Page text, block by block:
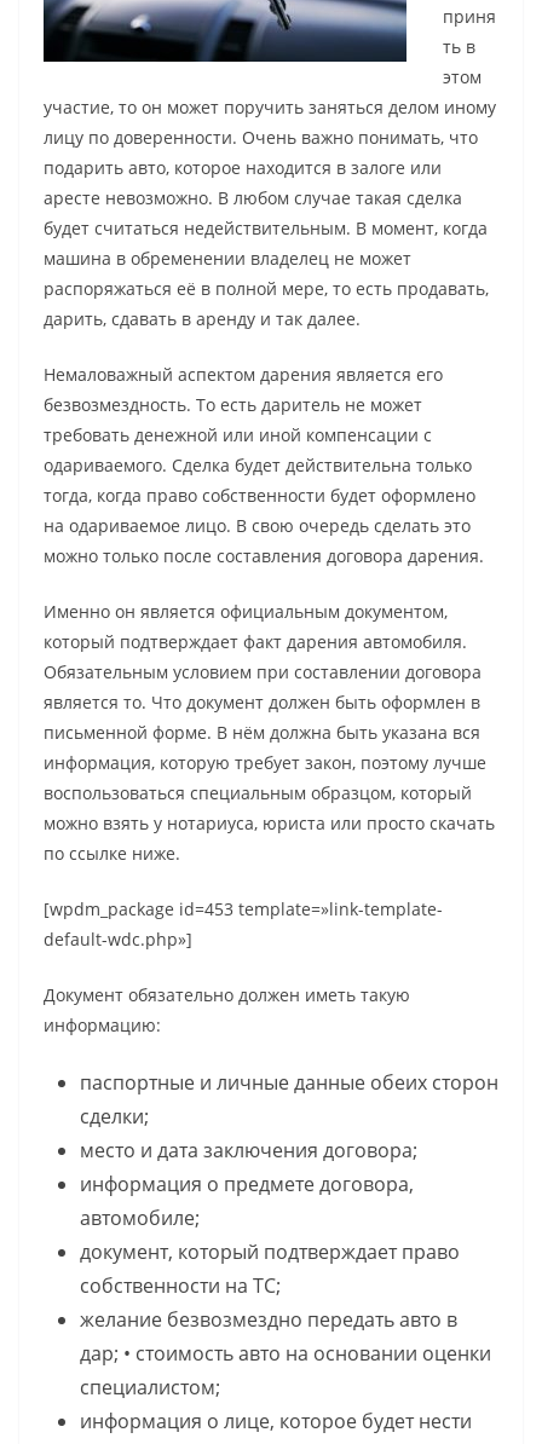
приня
ть в
этом
участие, то он может поручить заняться делом иному
лицу по доверенности. Очень важно понимать, что
подарить авто, которое находится в залоге или
аресте невозможно. В любом случае такая сделка
будет считаться недействительным. В момент, когда
машина в обременении владелец не может
распоряжаться её в полной мере, то есть продавать,
дарить, сдавать в аренду и так далее.
Немаловажный аспектом дарения является его
безвозмездность. То есть даритель не может
требовать денежной или иной компенсации с
одариваемого. Сделка будет действительна только
тогда, когда право собственности будет оформлено
на одариваемое лицо. В свою очередь сделать это
можно только после составления договора дарения.
Именно он является официальным документом,
который подтверждает факт дарения автомобиля.
Обязательным условием при составлении договора
является то. Что документ должен быть оформлен в
письменной форме. В нём должна быть указана вся
информация, которую требует закон, поэтому лучше
воспользоваться специальным образцом, который
можно взять у нотариуса, юриста или просто скачать
по ссылке ниже.
[wpdm_package id=453 template=»link-template-
default-wdc.php»]
Документ обязательно должен иметь такую
информацию:
паспортные и личные данные обеих сторон
сделки;
место и дата заключения договора;
информация о предмете договора,
автомобиле;
документ, который подтверждает право
собственности на ТС;
желание безвозмездно передать авто в
дар; • стоимость авто на основании оценки
специалистом;
информация о лице, которое будет нести